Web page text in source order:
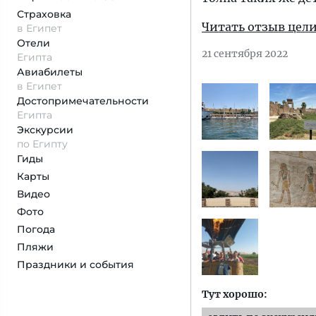
Страховка
в Египет
Отели
Египта
Авиабилеты
в Египет
Достопримеча­тельности
Египта
Экскурсии
по Египту
Гиды
Карты
Видео
Фото
Погода
Пляжи
Праздники и события
Читать отзыв
21 сентября 2022
Тут хорошо: